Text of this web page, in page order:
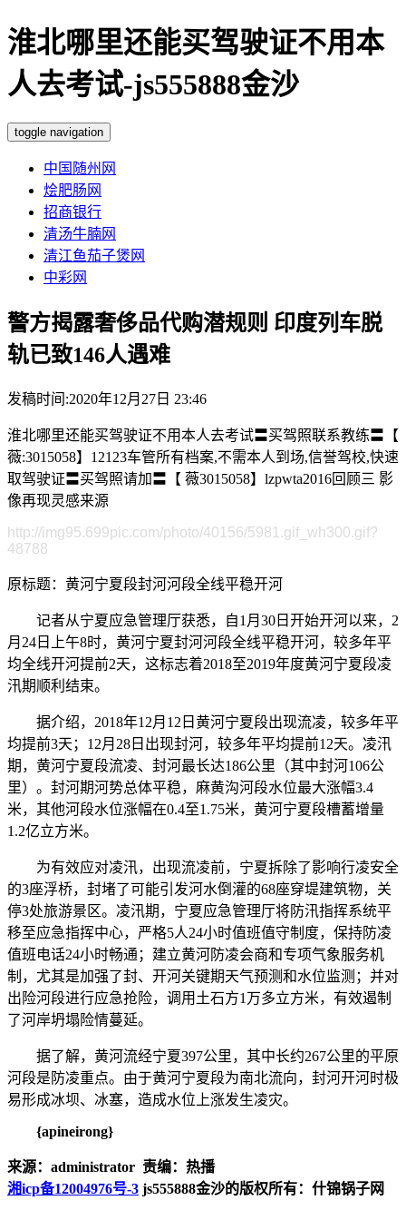
淮北哪里还能买驾驶证不用本
人去考试-js555888金沙
toggle navigation
中国随州网
烩肥肠网
招商银行
清汤牛腩网
清江鱼茄子煲网
中彩网
警方揭露奢侈品代购潜规则 印度列车脱
轨已致146人遇难
发稿时间:2020年12月27日 23:46
淮北哪里还能买驾驶证不用本人去考试〓买驾照联系教练〓【
薇:3015058】12123车管所有档案,不需本人到场,信誉驾校,快速
取驾驶证〓买驾照请加〓【 薇3015058】lzpwta2016回顾三 影
像再现灵感来源
http://img95.699pic.com/photo/40156/5981.gif_wh300.gif?
48788
原标题：黄河宁夏段封河河段全线平稳开河
记者从宁夏应急管理厅获悉，自1月30日开始开河以来，2
月24日上午8时，黄河宁夏封河河段全线平稳开河，较多年平
均全线开河提前2天，这标志着2018至2019年度黄河宁夏段凌
汛期顺利结束。
据介绍，2018年12月12日黄河宁夏段出现流凌，较多年平
均提前3天；12月28日出现封河，较多年平均提前12天。凌汛
期，黄河宁夏段流凌、封河最长达186公里（其中封河106公
里）。封河期河势总体平稳，麻黄沟河段水位最大涨幅3.4
米，其他河段水位涨幅在0.4至1.75米，黄河宁夏段槽蓄增量
1.2亿立方米。
为有效应对凌汛，出现流凌前，宁夏拆除了影响行凌安全
的3座浮桥，封堵了可能引发河水倒灌的68座穿堤建筑物，关
停3处旅游景区。凌汛期，宁夏应急管理厅将防汛指挥系统平
移至应急指挥中心，严格5人24小时值班值守制度，保持防凌
值班电话24小时畅通；建立黄河防凌会商和专项气象服务机
制，尤其是加强了封、开河关键期天气预测和水位监测；并对
出险河段进行应急抢险，调用土石方1万多立方米，有效遏制
了河岸坍塌险情蔓延。
据了解，黄河流经宁夏397公里，其中长约267公里的平原
河段是防凌重点。由于黄河宁夏段为南北流向，封河开河时极
易形成冰坝、冰塞，造成水位上涨发生凌灾。
{apineirong}
来源：administrator 责编：热播
湘icp备12004976号-3 js555888金沙的版权所有：什锦锅子网